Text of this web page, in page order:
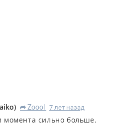
) R Zoool 7 лет назад
момента сильно больше.